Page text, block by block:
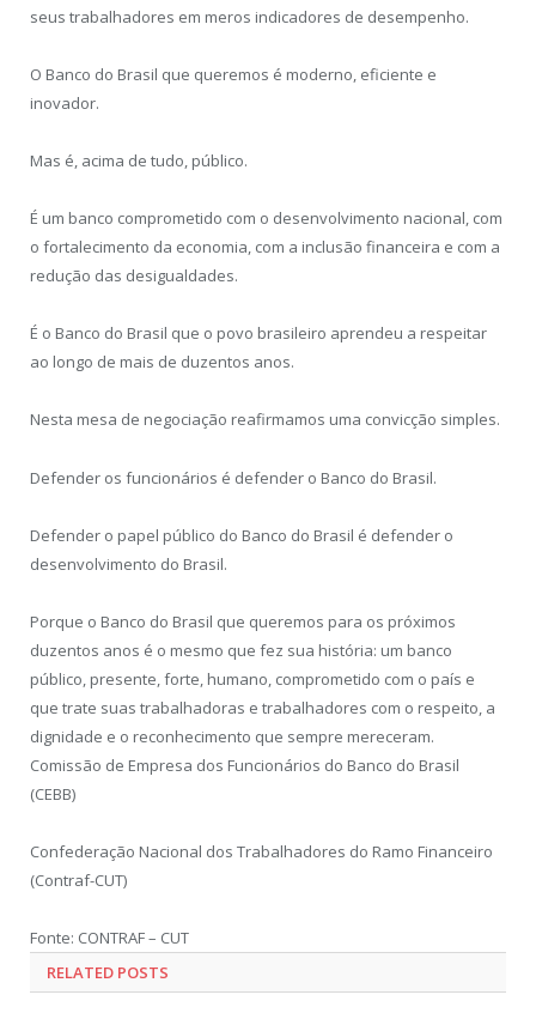
seus trabalhadores em meros indicadores de desempenho.
O Banco do Brasil que queremos é moderno, eficiente e
inovador.
Mas é, acima de tudo, público.
É um banco comprometido com o desenvolvimento nacional, com
o fortalecimento da economia, com a inclusão financeira e com a
redução das desigualdades.
É o Banco do Brasil que o povo brasileiro aprendeu a respeitar
ao longo de mais de duzentos anos.
Nesta mesa de negociação reafirmamos uma convicção simples.
Defender os funcionários é defender o Banco do Brasil.
Defender o papel público do Banco do Brasil é defender o
desenvolvimento do Brasil.
Porque o Banco do Brasil que queremos para os próximos
duzentos anos é o mesmo que fez sua história: um banco
público, presente, forte, humano, comprometido com o país e
que trate suas trabalhadoras e trabalhadores com o respeito, a
dignidade e o reconhecimento que sempre mereceram.
Comissão de Empresa dos Funcionários do Banco do Brasil
(CEBB)
Confederação Nacional dos Trabalhadores do Ramo Financeiro
(Contraf-CUT)
Fonte: CONTRAF – CUT
RELATED POSTS